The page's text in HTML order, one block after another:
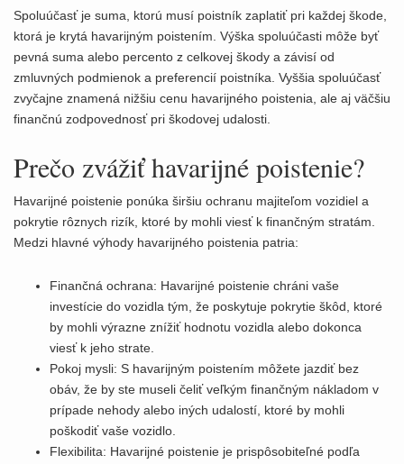
Spoluúčasť je suma, ktorú musí poistník zaplatiť pri každej škode,
ktorá je krytá havarijným poistením. Výška spoluúčasti môže byť
pevná suma alebo percento z celkovej škody a závisí od
zmluvných podmienok a preferencií poistníka. Vyššia spoluúčasť
zvyčajne znamená nižšiu cenu havarijného poistenia, ale aj väčšiu
finančnú zodpovednosť pri škodovej udalosti.
Prečo zvážiť havarijné poistenie?
Havarijné poistenie ponúka širšiu ochranu majiteľom vozidiel a
pokrytie rôznych rizík, ktoré by mohli viesť k finančným stratám.
Medzi hlavné výhody havarijného poistenia patria:
Finančná ochrana: Havarijné poistenie chráni vaše
investície do vozidla tým, že poskytuje pokrytie škôd, ktoré
by mohli výrazne znížiť hodnotu vozidla alebo dokonca
viesť k jeho strate.
Pokoj mysli: S havarijným poistením môžete jazdiť bez
obáv, že by ste museli čeliť veľkým finančným nákladom v
prípade nehody alebo iných udalostí, ktoré by mohli
poškodiť vaše vozidlo.
Flexibilita: Havarijné poistenie je prispôsobiteľné podľa